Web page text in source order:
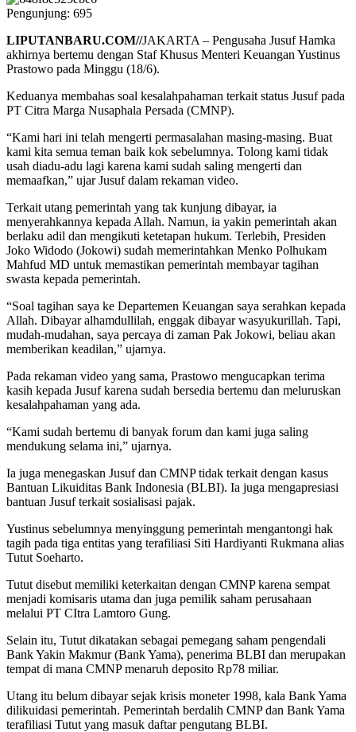
Pengunjung: 695
LIPUTANBARU.COM//JAKARTA – Pengusaha Jusuf Hamka
akhirnya bertemu dengan Staf Khusus Menteri Keuangan Yustinus
Prastowo pada Minggu (18/6).
Keduanya membahas soal kesalahpahaman terkait status Jusuf pada
PT Citra Marga Nusaphala Persada (CMNP).
“Kami hari ini telah mengerti permasalahan masing-masing. Buat
kami kita semua teman baik kok sebelumnya. Tolong kami tidak
usah diadu-adu lagi karena kami sudah saling mengerti dan
memaafkan,” ujar Jusuf dalam rekaman video.
Terkait utang pemerintah yang tak kunjung dibayar, ia
menyerahkannya kepada Allah. Namun, ia yakin pemerintah akan
berlaku adil dan mengikuti ketetapan hukum. Terlebih, Presiden
Joko Widodo (Jokowi) sudah memerintahkan Menko Polhukam
Mahfud MD untuk memastikan pemerintah membayar tagihan
swasta kepada pemerintah.
“Soal tagihan saya ke Departemen Keuangan saya serahkan kepada
Allah. Dibayar alhamdullilah, enggak dibayar wasyukurillah. Tapi,
mudah-mudahan, saya percaya di zaman Pak Jokowi, beliau akan
memberikan keadilan,” ujarnya.
Pada rekaman video yang sama, Prastowo mengucapkan terima
kasih kepada Jusuf karena sudah bersedia bertemu dan meluruskan
kesalahpahaman yang ada.
“Kami sudah bertemu di banyak forum dan kami juga saling
mendukung selama ini,” ujarnya.
Ia juga menegaskan Jusuf dan CMNP tidak terkait dengan kasus
Bantuan Likuiditas Bank Indonesia (BLBI). Ia juga mengapresiasi
bantuan Jusuf terkait sosialisasi pajak.
Yustinus sebelumnya menyinggung pemerintah mengantongi hak
tagih pada tiga entitas yang terafiliasi Siti Hardiyanti Rukmana alias
Tutut Soeharto.
Tutut disebut memiliki keterkaitan dengan CMNP karena sempat
menjadi komisaris utama dan juga pemilik saham perusahaan
melalui PT CItra Lamtoro Gung.
Selain itu, Tutut dikatakan sebagai pemegang saham pengendali
Bank Yakin Makmur (Bank Yama), penerima BLBI dan merupakan
tempat di mana CMNP menaruh deposito Rp78 miliar.
Utang itu belum dibayar sejak krisis moneter 1998, kala Bank Yama
dilikuidasi pemerintah. Pemerintah berdalih CMNP dan Bank Yama
terafiliasi Tutut yang masuk daftar pengutang BLBI.